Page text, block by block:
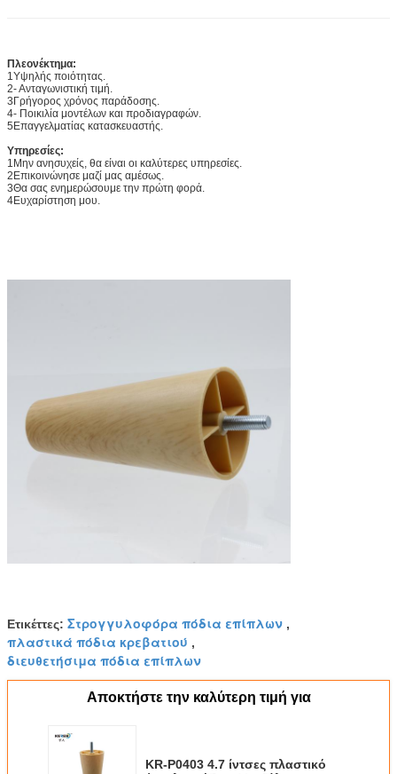
Πλεονέκτημα:
1Υψηλής ποιότητας.
2- Ανταγωνιστική τιμή.
3Γρήγορος χρόνος παράδοσης.
4- Ποικιλία μοντέλων και προδιαγραφών.
5Επαγγελματίας κατασκευαστής.
Υπηρεσίες:
1Μην ανησυχείς, θα είναι οι καλύτερες υπηρεσίες.
2Επικοινώνησε μαζί μας αμέσως.
3Θα σας ενημερώσουμε την πρώτη φορά.
4Ευχαρίστηση μου.
Ετικέττες: Στρογγυλοφόρα πόδια επίπλων ,
πλαστικά πόδια κρεβατιού ,
διευθετήσιμα πόδια επίπλων
Αποκτήστε την καλύτερη τιμή για
KR-P0403 4.7 ίντσες πλαστικό